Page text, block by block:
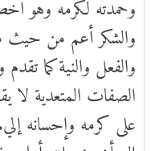
والشكر أعم من حيث
والفعل والنية كما
الصفات المتعدية لا
على كرمه وإحسانه